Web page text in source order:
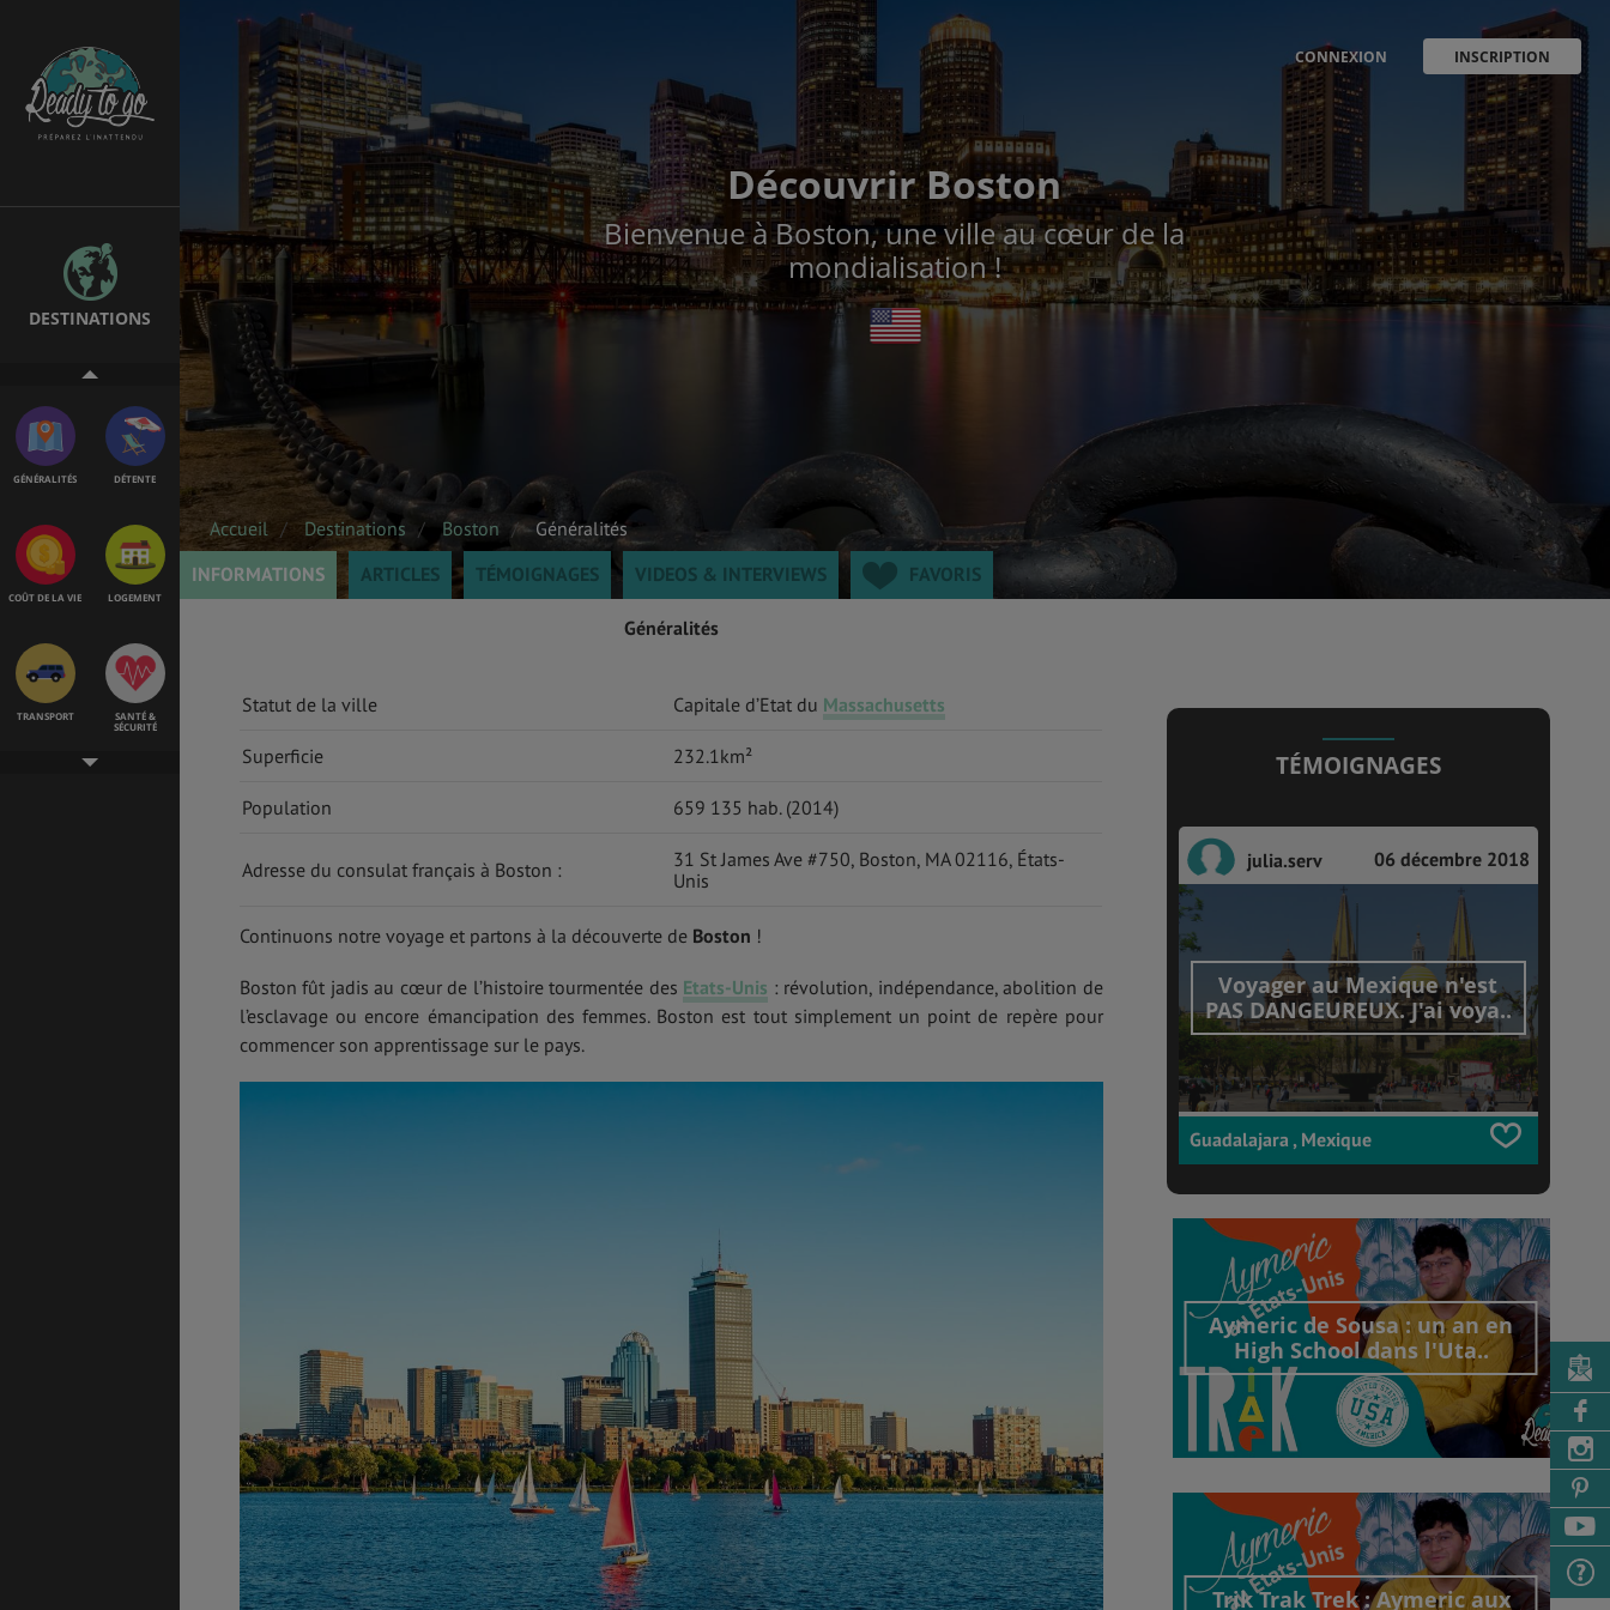
DESTINATIONS
ÉTUDES
EMPLOIS &
STAGES
GÉNÉRALITÉS DÉTENTE
COÛT DE LA VIE LOGEMENT
TRANSPORT
SANTÉ &
SÉCURITÉ
CONNEXION INSCRIPTION
Découvrir Boston
Bienvenue à Boston, une ville au cœur de la
mondialisation !
Accueil Destinations Boston
Généralités
INFORMATIONS
ARTICLES TÉMOIGNAGES VIDEOS & INTERVIEWS FAVORIS
Généralités
Statut de la ville Capitale d’Etat du Massachusetts
Superficie 232.1km²
Population 659 135 hab. (2014)
Adresse du consulat français à Boston :
31 St James Ave #750, Boston, MA 02116, États-
Unis
Continuons notre voyage et partons à la découverte de Boston !
Boston fût jadis au cœur de l’histoire tourmentée des Etats-Unis : révolution, indépendance, abolition de
l’esclavage ou encore émancipation des femmes. Boston est tout simplement un point de repère pour
commencer son apprentissage sur le pays.
TÉMOIGNAGES
julia.serv 06 décembre 2018
Voyager au Mexique n'est
PAS DANGEUREUX. J'ai voya..
Guadalajara , Mexique
Aymeric de Sousa : un an en
High School dans l'Uta..
Découvrir cet interview
Trik Trak Trek : Aymeric aux